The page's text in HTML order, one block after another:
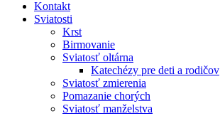
Kontakt
Sviatosti
Krst
Birmovanie
Sviatosť oltárna
Katechézy pre deti a rodičov
Sviatosť zmierenia
Pomazanie chorých
Sviatosť manželstva